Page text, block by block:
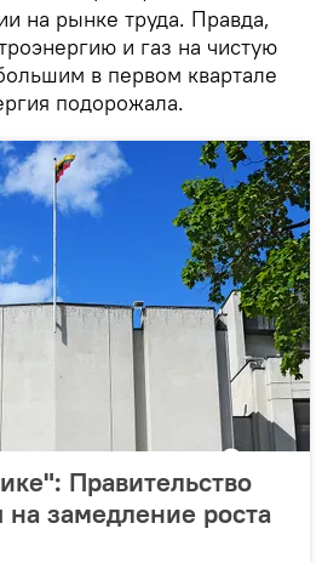
на рынке труда. Правда,
и газ на чистую
в первом квартале
подорожала.
Правительство
замедление роста